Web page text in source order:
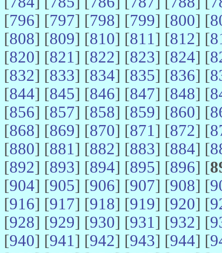
[796] [797] [798] [799] [800] [
[808] [809] [810] [811] [812] [
[820] [821] [822] [823] [824] [
[832] [833] [834] [835] [836] [
[844] [845] [846] [847] [848] [
[856] [857] [858] [859] [860] [
[868] [869] [870] [871] [872] [
[880] [881] [882] [883] [884] [
[892] [893] [894] [895] [896] [
[904] [905] [906] [907] [908] [
[916] [917] [918] [919] [920] [
[928] [929] [930] [931] [932] [
[940] [941] [942] [943] [944] [